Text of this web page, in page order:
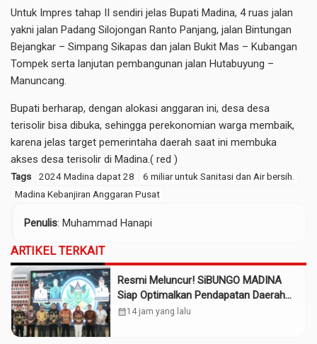
Untuk Impres tahap II sendiri jelas Bupati Madina, 4 ruas jalan
yakni jalan Padang Silojongan Ranto Panjang, jalan Bintungan
Bejangkar – Simpang Sikapas dan jalan Bukit Mas – Kubangan
Tompek serta lanjutan pembangunan jalan Hutabuyung –
Manuncang.
Bupati berharap, dengan alokasi anggaran ini, desa desa
terisolir bisa dibuka, sehingga perekonomian warga membaik,
karena jelas target pemerintaha daerah saat ini membuka
akses desa terisolir di Madina.( red )
Tags 2024 Madina dapat 28
6 miliar untuk Sanitasi dan Air bersih.
Madina Kebanjiran Anggaran Pusat
Penulis: Muhammad Hanapi
ARTIKEL TERKAIT
Resmi Meluncur! SiBUNGO MADINA
Siap Optimalkan Pendapatan Daerah
Madina
calendar_month14 jam yang lalu